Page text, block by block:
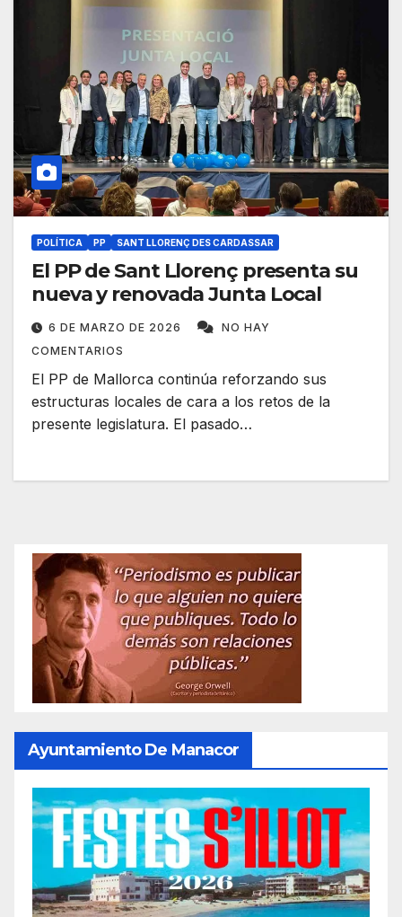
POLÍTICA PP SANT LLORENÇ DES CARDASSAR
El PP de Sant Llorenç presenta su
nueva y renovada Junta Local
6 DE MARZO DE 2026
NO HAY
COMENTARIOS
El PP de Mallorca continúa reforzando sus
estructuras locales de cara a los retos de la
presente legislatura. El pasado…
Ayuntamiento De Manacor